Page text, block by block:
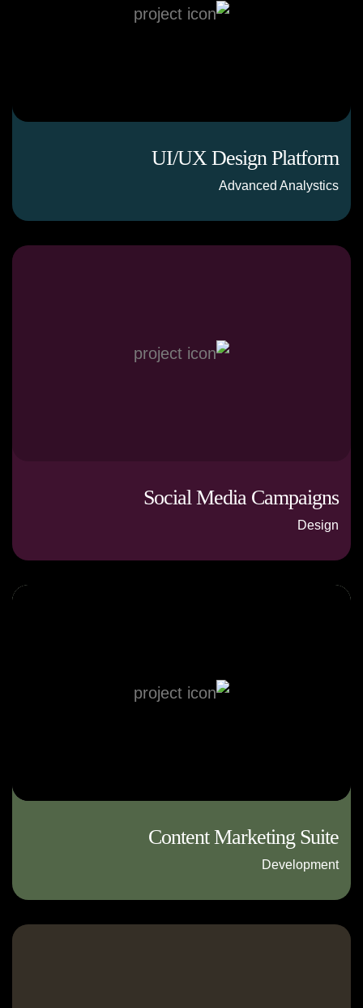
UI/UX Design Platform
Advanced Analystics
Social Media Campaigns
Design
Content Marketing Suite
Development